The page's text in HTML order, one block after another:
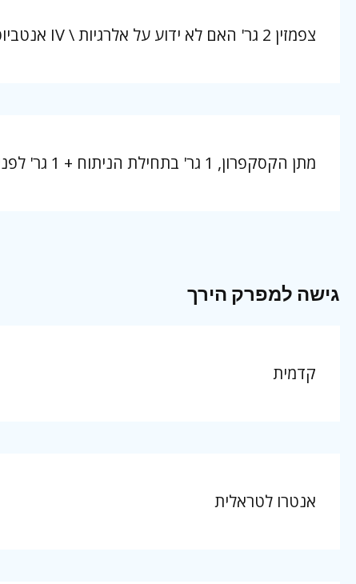
צפמזין 2 גר' האם לא ידוע על אלרגיות \ IV אנטביוטיקה פרופילקטית
מתן הקסקפרון, 1 גר' בתחילת הניתוח + 1 גר' לפני סגירה.
גישה למפרק הירך
קדמית
אנטרו לטראלית